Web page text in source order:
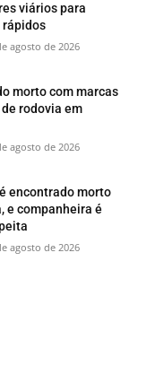
viários para
rápidos
agosto de 2026
morto com marcas
rodovia em
agosto de 2026
encontrado morto
e companheira é
agosto de 2026